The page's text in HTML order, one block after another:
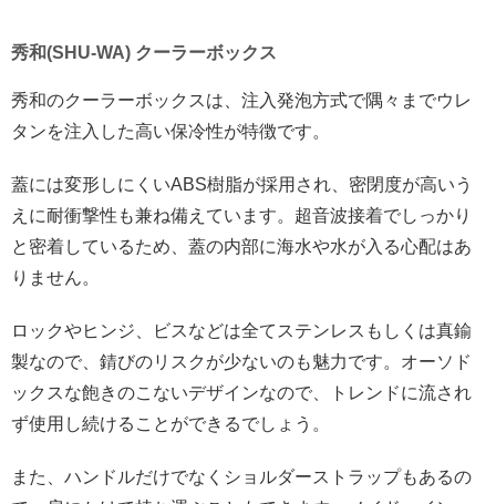
秀和(SHU-WA) クーラーボックス
秀和のクーラーボックスは、注入発泡方式で隅々までウレ
タンを注入した高い保冷性が特徴です。
蓋には変形しにくいABS樹脂が採用され、密閉度が高いう
えに耐衝撃性も兼ね備えています。超音波接着でしっかり
と密着しているため、蓋の内部に海水や水が入る心配はあ
りません。
ロックやヒンジ、ビスなどは全てステンレスもしくは真鍮
製なので、錆びのリスクが少ないのも魅力です。オーソド
ックスな飽きのこないデザインなので、トレンドに流され
ず使用し続けることができるでしょう。
また、ハンドルだけでなくショルダーストラップもあるの